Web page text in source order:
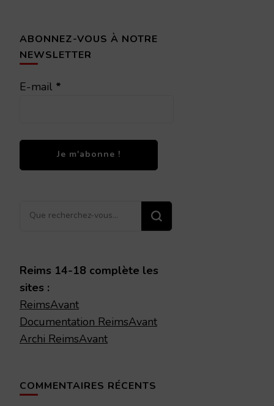
ABONNEZ-VOUS À NOTRE
NEWSLETTER
E-mail *
Vous
Reims 14-18 complète les
sites :
ReimsAvant
Documentation ReimsAvant
Archi ReimsAvant
COMMENTAIRES RÉCENTS